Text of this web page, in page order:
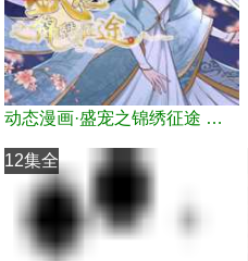
动态漫画·盛宠之锦绣征途 第1季
12集全